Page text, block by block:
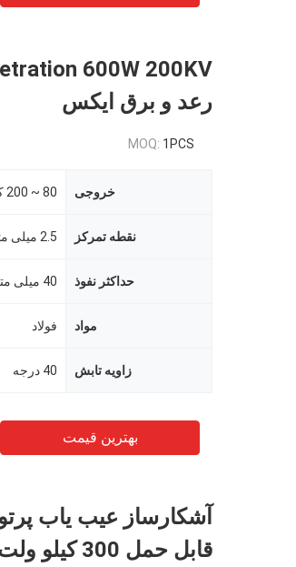
رعد و برق ایکس
MOQ: 1PCS
خروجی 80 ~ 200 کیلو ولت ± 1kV
نقطه تمرکز 2.5 میلی متر
حداکثر نفوذ 40 میلی متر
مواد فولاد
زاویه تابش 40 درجه
بهترین قیمت
آشکارساز عیب یاب
قابل حمل 300 کیلو ولت برای تست جوش